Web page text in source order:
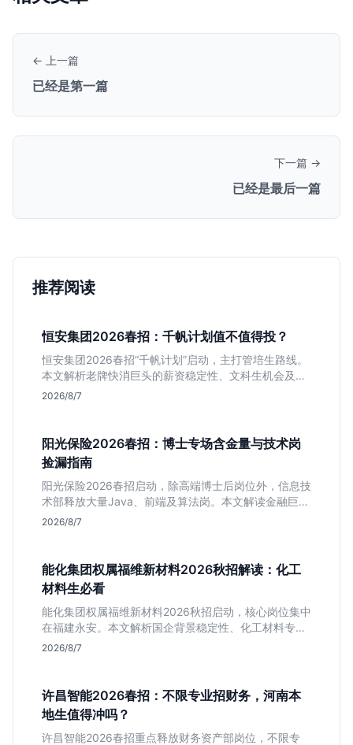
← 上一篇
已经是第一篇
下一篇 →
已经是最后一篇
推荐阅读
恒安集团2026春招：千帆计划值不值得投？
恒安集团2026春招“千帆计划”启动，主打管培生路线。
本文解析老牌快消巨头的薪资稳定性、文科生机会及决
策链条长的局限，帮你判断是否值得投递。
2026/8/7
阳光保险2026春招：博士专场含金量与技术岗
捡漏指南
阳光保险2026春招启动，除高端博士后岗位外，信息技
术部释放大量Java、前端及算法岗。本文解读金融巨头
校招门槛，分析技术岗需求与投递价值，助你快速判断
2026/8/7
能化集团权属福维新材料2026秋招解读：化工
材料生必看
能化集团权属福维新材料2026秋招启动，核心岗位集中
在福建永安。本文解析国企背景稳定性、化工材料专业
匹配度及工作地点限制，助理工科生判断是否值得投
2026/8/7
许昌智能2026春招：不限专业招财务，河南本
地生值得冲吗？
许昌智能2026春招重点释放财务资产部岗位，不限专